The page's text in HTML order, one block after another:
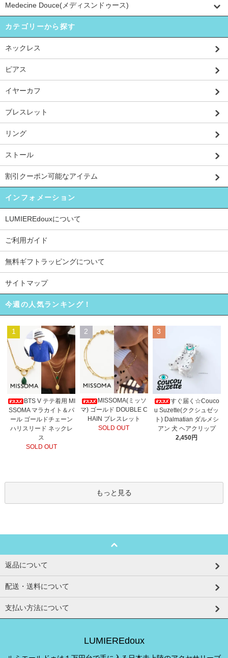
Medecine Douce(メディスンドゥース)
カテゴリーから探す
ネックレス
ピアス
イヤーカフ
ブレスレット
リング
ストール
割引クーポン可能なアイテム
インフォメーション
LUMIEREdouxについて
ご利用ガイド
無料ギフトラッピングについて
サイトマップ
今週の人気ランキング！
1
BTS V テテ着用 MI
SSOMA マラカイト＆パ
ール ゴールドチェーン
ハリスリード ネックレ
ス
SOLD OUT
2
MISSOMA(ミッソ
マ) ゴールド DOUBLE C
HAIN ブレスレット
SOLD OUT
3
すぐ届く☆Couco
u Suzette(ククシュゼッ
ト) Dalmatian ダルメシ
アン 犬 ヘアクリップ
2,450円
もっと見る
返品について
配送・送料について
支払い方法について
LUMIEREdoux